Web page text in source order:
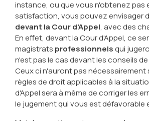
instance, ou que vous n'obtenez pas
satisfaction, vous pouvez envisager
devant la Cour d'Appel, avec des
En effet, devant la Cour d'Appel, ce
magistrats professionnelsqui
n'est pas le cas devant les conseils
Ceux ci n'auront pas nécessairement
règles de droit applicables à la
d'Appel sera à même de corriger les
le jugement qui vous est défavorable